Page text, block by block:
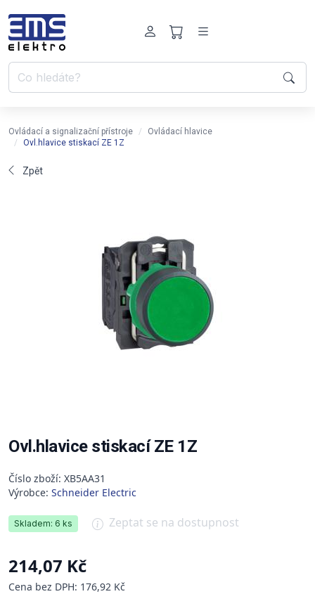
Ovládací a signalizační přístroje
Ovládací hlavice
Ovl.hlavice stiskací ZE 1Z
Zpět
Ovl.hlavice stiskací ZE 1Z
Číslo zboží: XB5AA31
Výrobce: Schneider Electric
Skladem: 6 ks Zeptat se na dostupnost
214,07 Kč
Cena bez DPH: 176,92 Kč